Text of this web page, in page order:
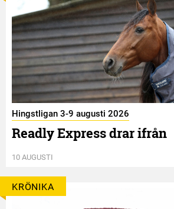
Hingstligan 3-9 augusti 2026
Readly Express drar ifrån
10 AUGUSTI
KRÖNIKA